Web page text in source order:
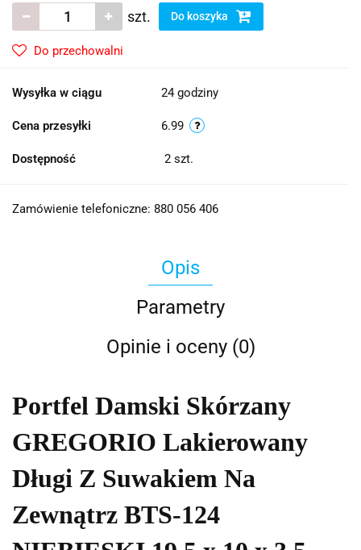
szt. Do koszyka
Do przechowalni
Wysyłka w ciągu 24 godziny
Cena przesyłki 6.99
Dostępność 2 szt.
Zamówienie telefoniczne: 880 056 406
Opis
Parametry
Opinie i oceny (0)
Portfel Damski Skórzany
GREGORIO Lakierowany
Długi Z Suwakiem Na
Zewnątrz BTS-124